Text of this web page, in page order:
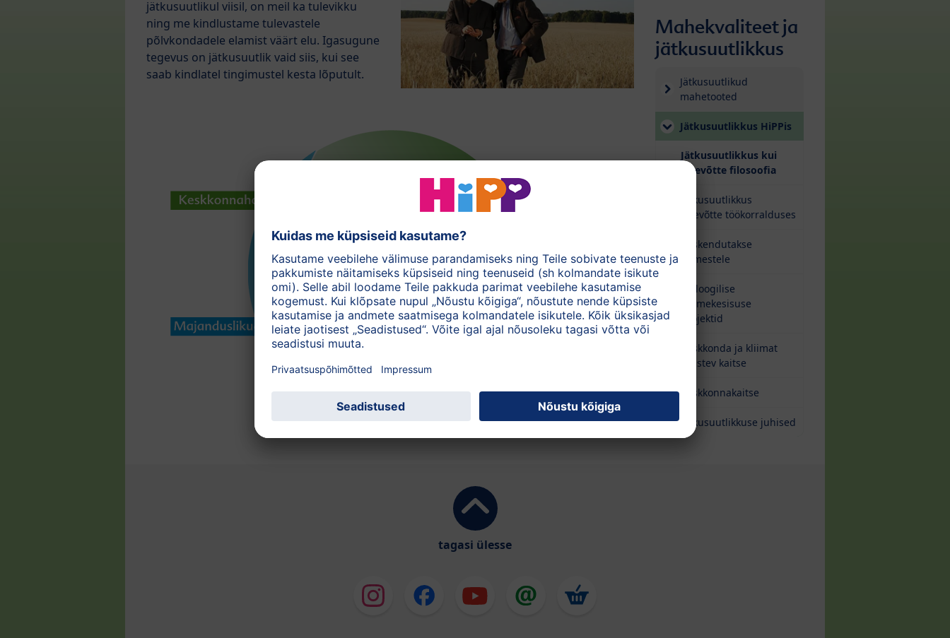
jätkusuutlikul viisil, on meil ka tulevikku
ning me kindlustame tulevastele
põlvkondadele elamist väärt elu. Igasugune
tegevus on jätkusuutlik vaid siis, kui see
saab kindlatel tingimustel kesta lõputult.
Mahekvaliteet ja
jätkusuutlikkus
Jätkusuutlikud
mahetooted
Jätkusuutlikkus HiPPis
Jätkusuutlikkus kui
ettevõtte filosoofia(current)
Jätkusuutlikkus
ettevõtte töökorralduses
Keskendutakse
inimestele
Bioloogilise
mitmekesisuse
projektid
Keskkonda ja kliimat
säästev kaitse
Keskkonnakaitse
Jätkusuutlikkuse juhised
tagasi ülesse